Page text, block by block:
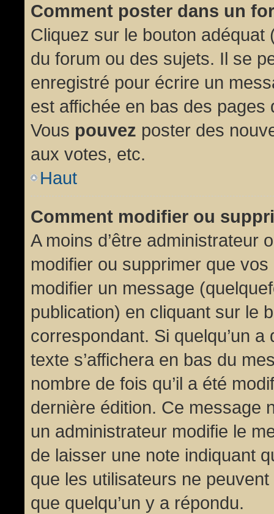
Comment poster dans un
Cliquez sur le bouton
du forum ou des sujets. Il se
enregistré pour écrire un
est affichée en bas des
Vous pouvez poster des
aux votes, etc.
Haut
Comment modifier ou
A moins d’être administrateur
modifier ou supprimer que
modifier un message
publication) en cliquant sur le
correspondant. Si quelqu’un
texte s’affichera en bas du
nombre de fois qu’il a été
dernière édition. Ce message
un administrateur modifie le
de laisser une note indiquant
que les utilisateurs ne
que quelqu’un y a répondu.